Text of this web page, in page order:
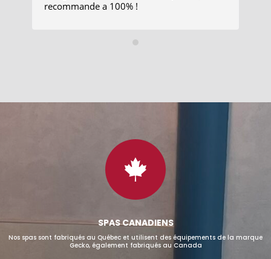
recommande a 100% !

SPAS CANADIENS
Nos spas sont fabriqués au Québec et utilisent des équipements de la marque
Gecko, également fabriqués au Canada